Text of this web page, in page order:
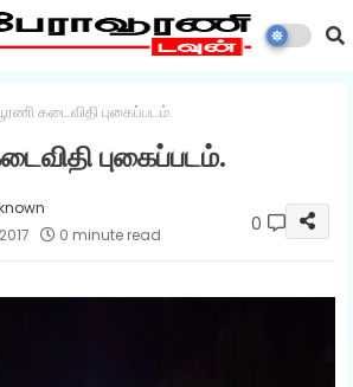
கடைவிதி புகைப்படம்.
புகைப்படம்.
0 minute read 0